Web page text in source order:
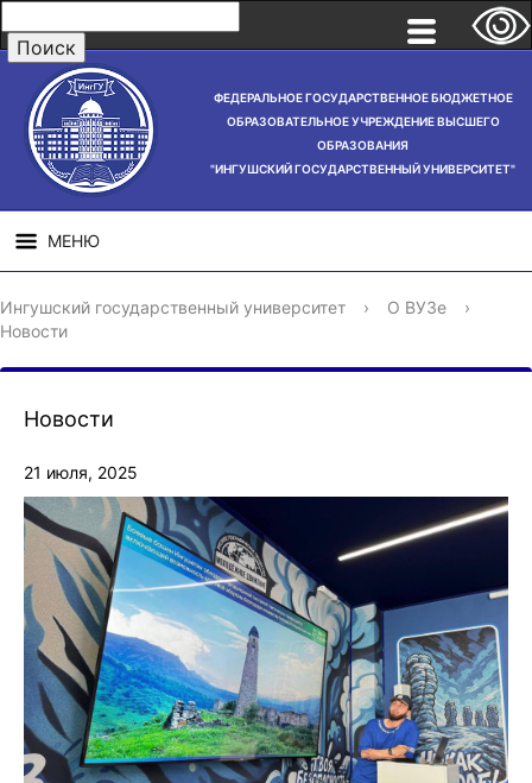
ФЕДЕРАЛЬНОЕ ГОСУДАРСТВЕННОЕ БЮДЖЕТНОЕ
ОБРАЗОВАТЕЛЬНОЕ УЧРЕЖДЕНИЕ ВЫСШЕГО
ОБРАЗОВАНИЯ
"ИНГУШСКИЙ ГОСУДАРСТВЕННЫЙ УНИВЕРСИТЕТ"
МЕНЮ
СВЕДЕНИЯ ОБ
ОБРАЗОВАТЕЛЬНОЙ
НАУЧНАЯ
ДЕЯТЕЛЬНОСТЬ
Ингушский государственный университет › О ВУЗе
›
Новости
Новости
21 июля, 2025